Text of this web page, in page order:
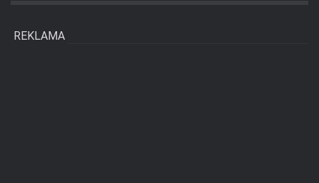
REKLAMA